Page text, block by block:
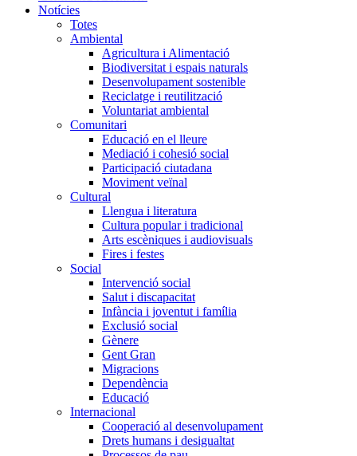
Navegació
principal
Notícies
Totes
Ambiental
Agricultura i Alimentació
Biodiversitat i espais naturals
Desenvolupament sostenible
Reciclatge i reutilització
Voluntariat ambiental
Comunitari
Educació en el lleure
Mediació i cohesió social
Participació ciutadana
Moviment veïnal
Cultural
Llengua i literatura
Cultura popular i tradicional
Arts escèniques i audiovisuals
Fires i festes
Social
Intervenció social
Salut i discapacitat
Infància i joventut i família
Exclusió social
Gènere
Gent Gran
Migracions
Dependència
Educació
Internacional
Cooperació al desenvolupament
Drets humans i desigualtat